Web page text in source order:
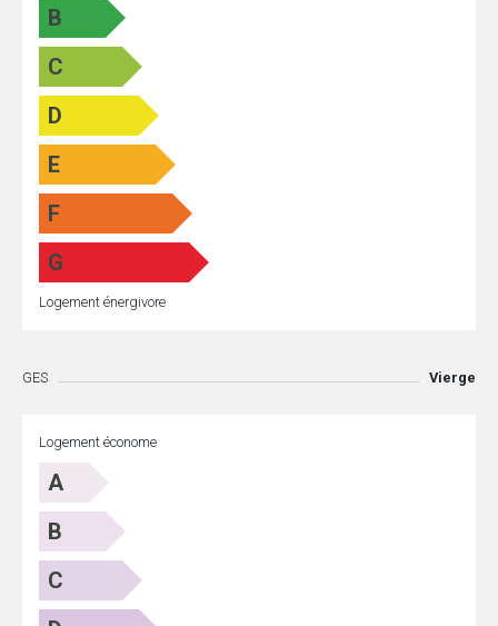
B
C
D
E
F
G
Logement énergivore
GES Vierge
Logement économe
A
B
C